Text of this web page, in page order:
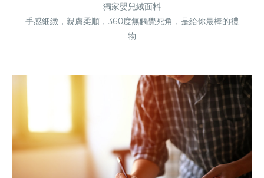
獨家嬰兒絨面料
手感細緻，親膚柔順，360度無觸覺死角，是給你最棒的禮
物